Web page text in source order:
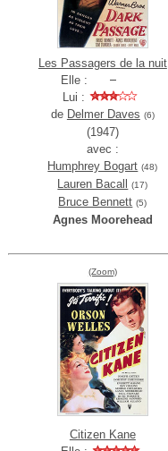
Les Passagers de la nuit
Elle :
Lui :
de Delmer Daves (6)
(1947)
avec :
Humphrey Bogart (48)
Lauren Bacall (17)
Bruce Bennett (5)
Agnes Moorehead
(Zoom)
Citizen Kane